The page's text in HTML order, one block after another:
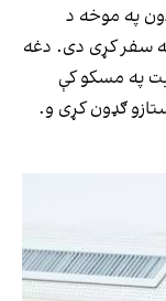
په موخه د
سفر کړی دی. دغه
په مسکو کې
ګډون کړی و.